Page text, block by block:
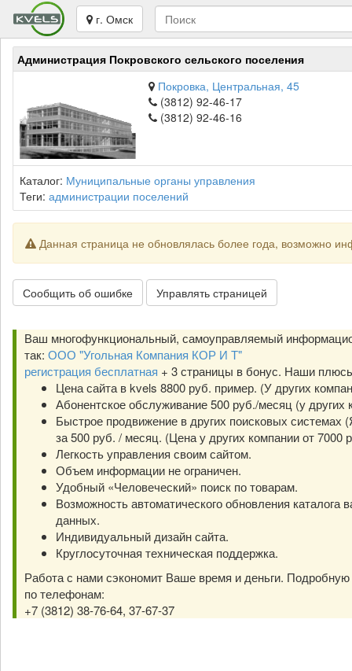
г. Омск
Администрация Покровского сельского поселения
Покровка, Центральная, 45
(3812) 92-46-17
(3812) 92-46-16
Каталог: Муниципальные органы управления
Теги: администрации поселений
Данная страница не обновлялась более года, возможно
Сообщить об ошибке Управлять страницей
Ваш многофункциональный, самоуправляемый
так: ООО "Угольная Компания КОР И Т"
регистрация бесплатная + 3 страницы в бонус. Наши
Цена сайта в kvels 8800 руб. пример. (У других
Абонентское обслуживание 500 руб./месяц (у других
Быстрое продвижение в других поисковых системах
за 500 руб. / месяц. (Цена у других компании от 7000
Легкость управления своим сайтом.
Объем информации не ограничен.
Удобный «Человеческий» поиск по товарам.
Возможность автоматического обновления каталога
данных.
Индивидуальный дизайн сайта.
Круглосуточная техническая поддержка.
Работа с нами сэкономит Ваше время и деньги.
по телефонам:
+7 (3812) 38-76-64, 37-67-37